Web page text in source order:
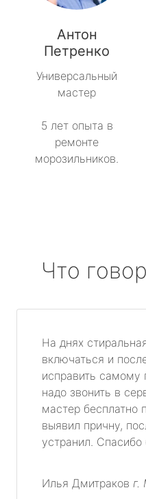
Антон
Петренко
Универсальный
мастер
5 лет опыта в
ремонте
морозильников.
Что
На днях
включаться и
исправить самому
надо звонить в
мастер бесплатно
выявил причну,
устранил.
Илья Дмитраков г.